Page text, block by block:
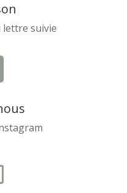
lettre suivie